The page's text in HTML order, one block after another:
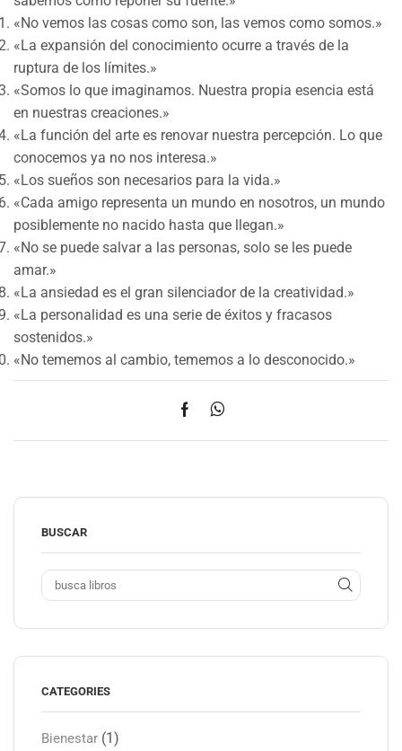
«No vemos las cosas como son, las vemos como somos.»
«La expansión del conocimiento ocurre a través de la
ruptura de los límites.»
«Somos lo que imaginamos. Nuestra propia esencia está
en nuestras creaciones.»
«La función del arte es renovar nuestra percepción. Lo que
conocemos ya no nos interesa.»
«Los sueños son necesarios para la vida.»
«Cada amigo representa un mundo en nosotros, un mundo
posiblemente no nacido hasta que llegan.»
«No se puede salvar a las personas, solo se les puede
amar.»
«La ansiedad es el gran silenciador de la creatividad.»
«La personalidad es una serie de éxitos y fracasos
sostenidos.»
«No tememos al cambio, tememos a lo desconocido.»
BUSCAR
CATEGORIES
Bienestar (1)